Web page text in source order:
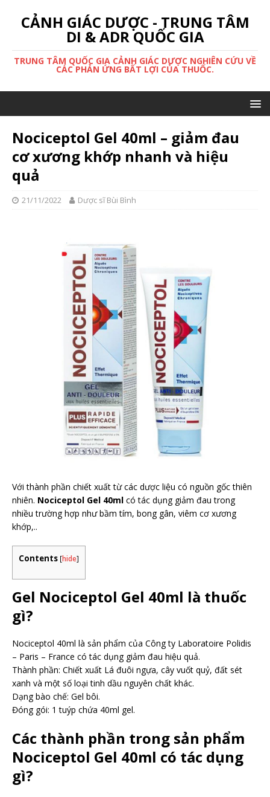
CẢNH GIÁC DƯỢC - TRUNG TÂM
DI & ADR QUỐC GIA
TRUNG TÂM QUỐC GIA CẢNH GIÁC DƯỢC NGHIÊN CỨU VỀ
CÁC PHẢN ỨNG BẤT LỢI CỦA THUỐC.
Nociceptol Gel 40ml – giảm đau
cơ xương khớp nhanh và hiệu
quả
21/11/2022 Dược sĩ Bùi Bình
Với thành phần chiết xuất từ các dược liệu có nguồn gốc thiên
nhiên. Nociceptol Gel 40ml có tác dụng giảm đau trong
nhiều trường hợp như bầm tím, bong gân, viêm cơ xương
khớp,..
Contents [hide]
Gel Nociceptol Gel 40ml là thuốc
gì?
Nociceptol 40ml là sản phẩm của Công ty Laboratoire Polidis
– Paris – France có tác dụng giảm đau hiệu quả.
Thành phần: Chiết xuất Lá đuôi ngựa, cây vuốt quỷ, đất sét
xanh và một số loại tinh dầu nguyên chất khác.
Dạng bào chế: Gel bôi.
Đóng gói: 1 tuýp chứa 40ml gel.
Các thành phần trong sản phẩm
Nociceptol Gel 40ml có tác dụng
gì?